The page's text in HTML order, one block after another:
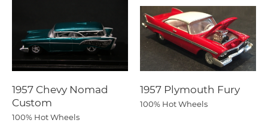
1957 Chevy Nomad
Custom
100% Hot Wheels
1957 Plymouth Fury
100% Hot Wheels